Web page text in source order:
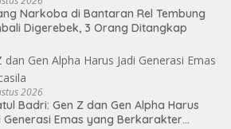
Narkoba di Bantaran Rel Tembung
Digerebek, 3 Orang Ditangkap
2026
Badri: Gen Z dan Gen Alpha Harus
Generasi Emas yang Berkarakter